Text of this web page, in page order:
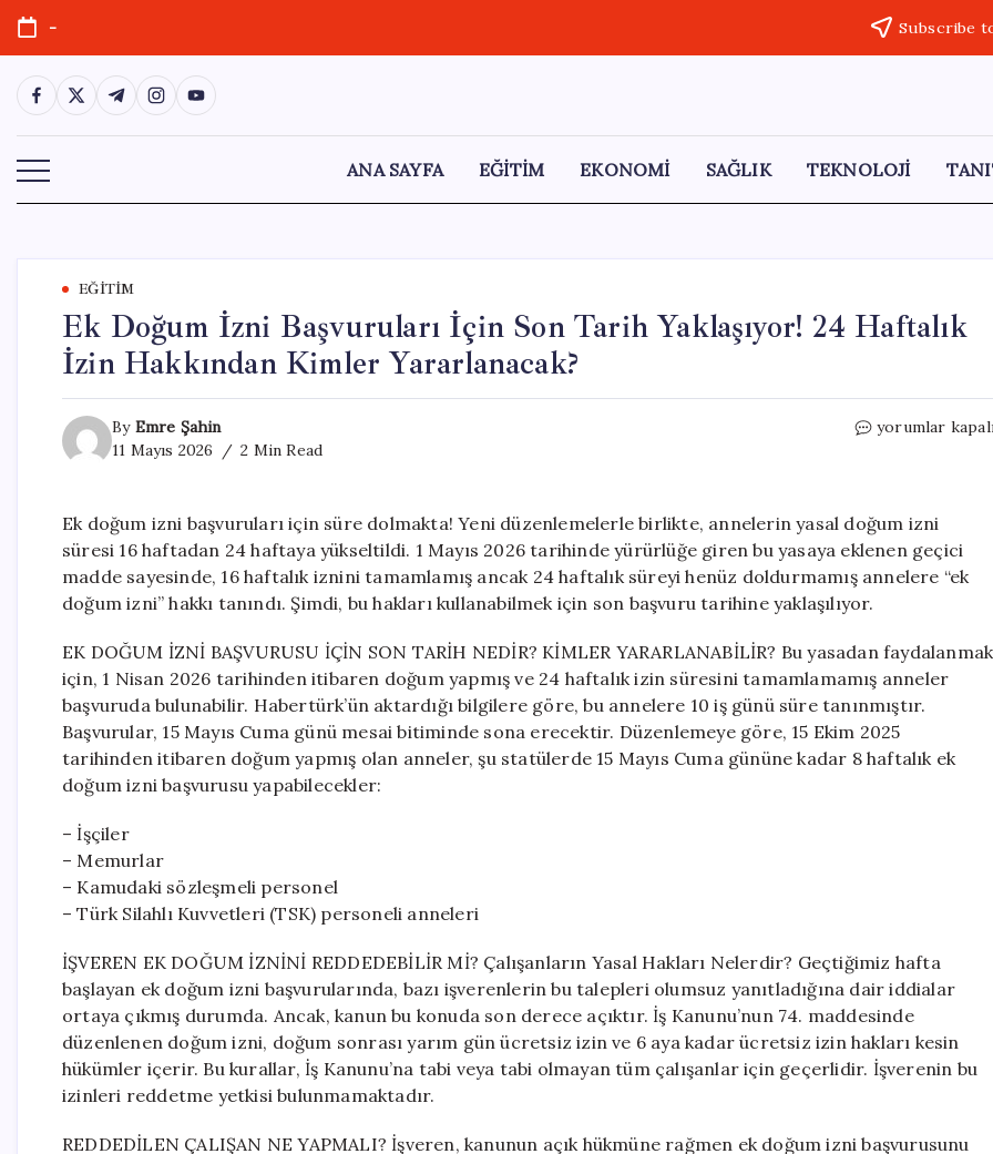
Skip
content
- Subscribe
https://www.facebook.com/
https://twitter.com/
https://t.me/
https://www.instagram.com/
https://youtube.com/
ANA SAYFA EĞİTİM EKONOMİ SAĞLIK TEKNOLOJİ
EĞITIM
Ek Doğum İzni Başvuruları İçin Son Tarih Yaklaşıyor! 24 Haftalık
İzin Hakkından Kimler Yararlanacak?
By Emre Şahin
11 Mayıs 2026
2 Min Read
Ek
İçin
Tarih
Yaklaşıyor!
İzin
Hakkından
Kimler
Yararlanacak?
için
yorumlar
Ek doğum izni başvuruları için süre dolmakta! Yeni düzenlemelerle birlikte, annelerin yasal doğum izni
süresi 16 haftadan 24 haftaya yükseltildi. 1 Mayıs 2026 tarihinde yürürlüğe giren bu yasaya eklenen geçici
madde sayesinde, 16 haftalık iznini tamamlamış ancak 24 haftalık süreyi henüz doldurmamış annelere “ek
doğum izni” hakkı tanındı. Şimdi, bu hakları kullanabilmek için son başvuru tarihine yaklaşılıyor.
EK DOĞUM İZNİ BAŞVURUSU İÇİN SON TARİH NEDİR? KİMLER YARARLANABİLİR? Bu yasadan faydalanmak
için, 1 Nisan 2026 tarihinden itibaren doğum yapmış ve 24 haftalık izin süresini tamamlamamış anneler
başvuruda bulunabilir. Habertürk’ün aktardığı bilgilere göre, bu annelere 10 iş günü süre tanınmıştır.
Başvurular, 15 Mayıs Cuma günü mesai bitiminde sona erecektir. Düzenlemeye göre, 15 Ekim 2025
tarihinden itibaren doğum yapmış olan anneler, şu statülerde 15 Mayıs Cuma gününe kadar 8 haftalık ek
doğum izni başvurusu yapabilecekler:
– İşçiler
– Memurlar
– Kamudaki sözleşmeli personel
– Türk Silahlı Kuvvetleri (TSK) personeli anneleri
İŞVEREN EK DOĞUM İZNİNİ REDDEDEBİLİR Mİ? Çalışanların Yasal Hakları Nelerdir? Geçtiğimiz hafta
başlayan ek doğum izni başvurularında, bazı işverenlerin bu talepleri olumsuz yanıtladığına dair iddialar
ortaya çıkmış durumda. Ancak, kanun bu konuda son derece açıktır. İş Kanunu’nun 74. maddesinde
düzenlenen doğum izni, doğum sonrası yarım gün ücretsiz izin ve 6 aya kadar ücretsiz izin hakları kesin
hükümler içerir. Bu kurallar, İş Kanunu’na tabi veya tabi olmayan tüm çalışanlar için geçerlidir. İşverenin bu
izinleri reddetme yetkisi bulunmamaktadır.
REDDEDİLEN ÇALIŞAN NE YAPMALI? İşveren, kanunun açık hükmüne rağmen ek doğum izni başvurusunu